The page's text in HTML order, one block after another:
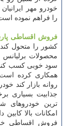
خودرو مهر
را فراهم نموده
فروش اقساطی
کشور را متحول
محصولات برلیانس
سود خوبی کسب کند
همکاری کرده است
روانه بازار کند
جذابیت بسیاری
ترین خودروهای
امکانات بالا
فروش اقساطی